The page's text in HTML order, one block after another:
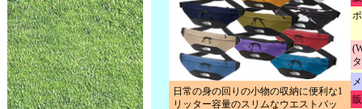
日常の身の回りの小物の収納に便利な1
リッター容量のスリムなウエストバッ